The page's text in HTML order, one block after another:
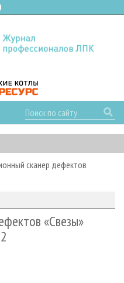
сканер дефектов
«Свезы»